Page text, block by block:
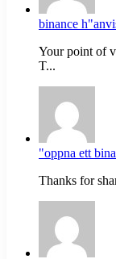
binance
Your point of
T...
"oppna ett
Thanks for